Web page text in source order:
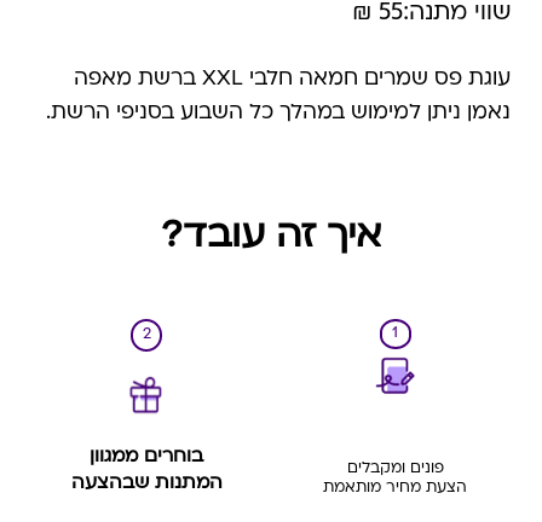
שווי מתנה:55 ₪
עוגת פס שמרים חמאה חלבי XXL ברשת מאפה
נאמן ניתן למימוש במהלך כל השבוע בסניפי הרשת.
איך זה עובד?
1
פונים ומקבלים
הצעת מחיר מותאמת
2
בוחרים ממגוון
המתנות שבהצעה